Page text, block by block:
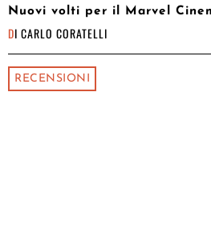
Nuovi volti per il Marvel
DI CARLO CORATELLI
RECENSIONI